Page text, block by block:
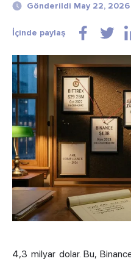
Gönderildi May 22,
İçinde paylaş
4,3 milyar dolar. Bu,